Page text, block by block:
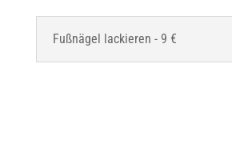
Fußnägel lackieren - 9 €